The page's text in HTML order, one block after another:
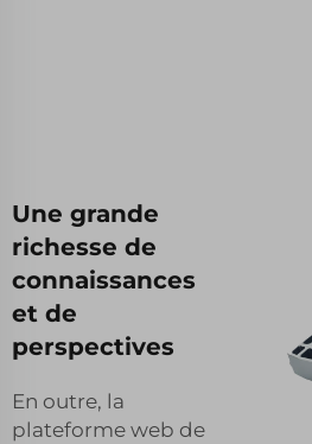
Une grande
richesse de
connaissances
et de
perspectives
En outre, la
plateforme web de